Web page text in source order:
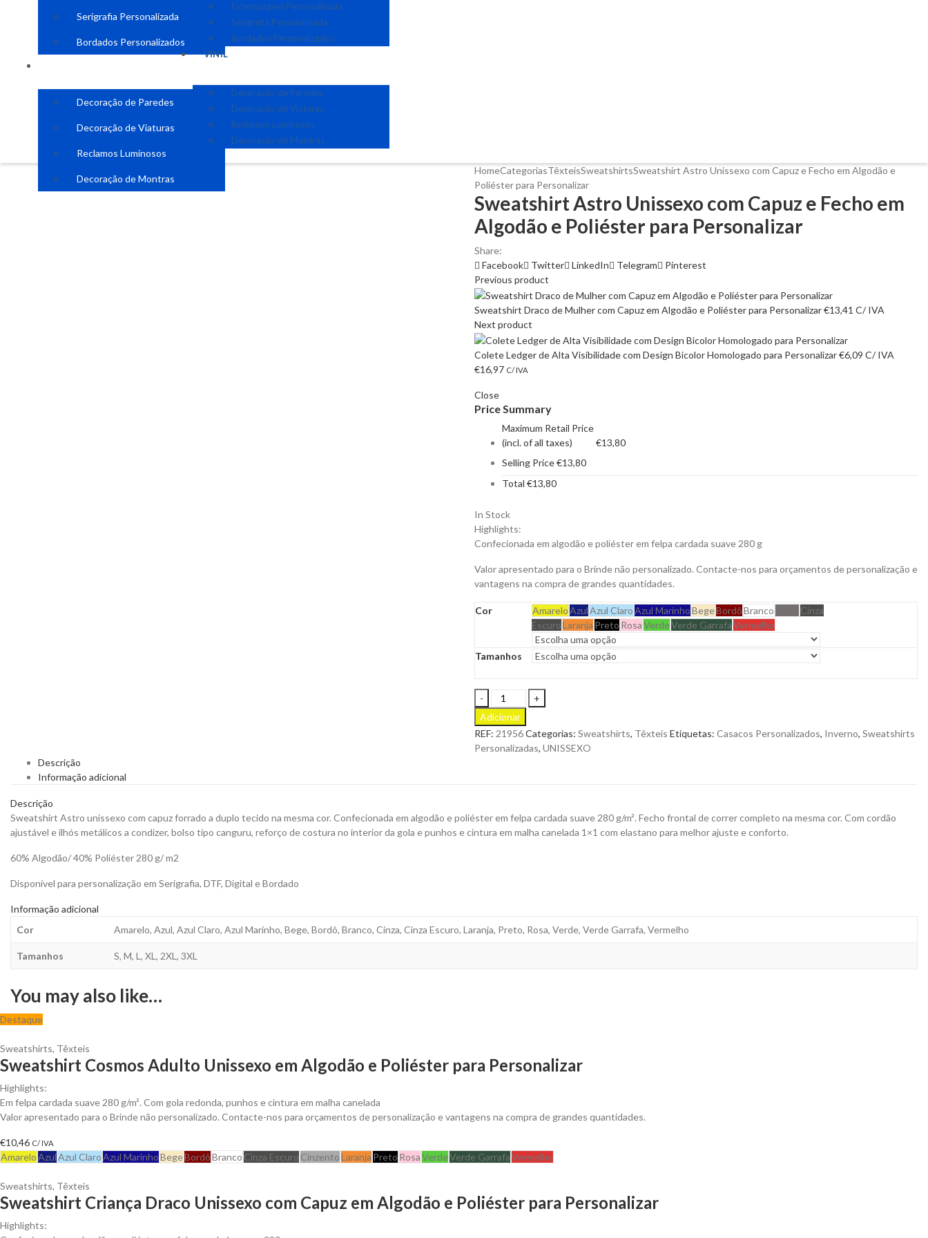
Serigrafia Personalizada
Bordados Personalizados
Decoração de Paredes
Decoração de Viaturas
Reclamos Luminosos
Decoração de Montras
Estampagem Personalizada
Serigrafia Personalizada
Bordados Personalizados
VINIL
Decoração de Paredes
Decoração de Viaturas
Reclamos Luminosos
Decoração de Montras
HomeCategoriasTêxteisSweatshirtsSweatshirt Astro Unissexo com Capuz e Fecho em Algodão e
Poliéster para Personalizar
Sweatshirt Astro Unissexo com Capuz e Fecho em
Algodão e Poliéster para Personalizar
Share:
Facebook
Twitter LinkedIn Telegram
Pinterest
Previous product
Sweatshirt Draco de Mulher com Capuz em Algodão e Poliéster para Personalizar€13,41 C/ IVA
Next product
Colete Ledger de Alta Visibilidade com Design Bicolor Homologado para Personalizar€6,09 C/ IVA
€16,97 C/ IVA
Close
Price Summary
Maximum Retail Price
(incl. of all taxes)
€13,80
Selling Price€13,80
Total €13,80
In Stock
Highlights:
Confecionada em algodão e poliéster em felpa cardada suave 280 g
Valor apresentado para o Brinde não personalizado. Contacte-nos para orçamentos de personalização e
vantagens na compra de grandes quantidades.
Cor AmareloAzulAzul ClaroAzul MarinhoBegeBordôBranco
Cinza
EscuroLaranja Preto RosaVerdeVerde GarrafaVermelho
Tamanhos
Sweatshirt
Astro
Unissexo
com
Capuz
Adicionar
REF: 21956Categorias: Sweatshirts, Têxteis Etiquetas: Casacos Personalizados, Inverno, Sweatshirts
Personalizadas, UNISSEXO
Descrição
Informação adicional
Descrição
Sweatshirt Astro unissexo com capuz forrado a duplo tecido na mesma cor. Confecionada em algodão e poliéster em felpa cardada suave 280 g/m². Fecho frontal de correr completo na mesma cor. Com cordão
ajustável e ilhós metálicos a condizer, bolso tipo canguru, reforço de costura no interior da gola e punhos e cintura em malha canelada 1×1 com elastano para melhor ajuste e conforto.
60% Algodão/ 40% Poliéster 280 g/ m2
Disponível para personalização em Serigrafia, DTF, Digital e Bordado
Informação adicional
Cor
Amarelo, Azul, Azul Claro, Azul Marinho, Bege, Bordô, Branco, Cinza, Cinza Escuro, Laranja, Preto, Rosa, Verde, Verde Garrafa, Vermelho
Tamanhos S, M, L, XL, 2XL, 3XL
You may also like…
Destaque
Sweatshirts, Têxteis
Sweatshirt Cosmos Adulto Unissexo em Algodão e Poliéster para Personalizar
Highlights:
Em felpa cardada suave 280 g/m². Com gola redonda, punhos e cintura em malha canelada
Valor apresentado para o Brinde não personalizado. Contacte-nos para orçamentos de personalização e vantagens na compra de grandes quantidades.
€10,46 C/ IVA
AmareloAzulAzul ClaroAzul MarinhoBegeBordôBranco Cinza Escuro CinzentoLaranja Preto RosaVerdeVerde GarrafaVermelho
Sweatshirts, Têxteis
Sweatshirt Criança Draco Unissexo com Capuz em Algodão e Poliéster para Personalizar
Highlights: